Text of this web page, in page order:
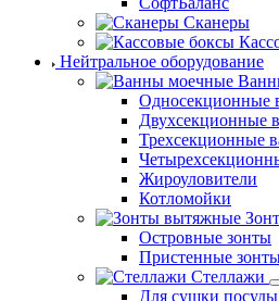
Сканеры
Нейтральное оборудование
Односекционные
Двухсекционные
Трехсекционные
Жироуловители
Котломойки
Островные зонты
Пристенные
Стеллажи
Для сушки посуды